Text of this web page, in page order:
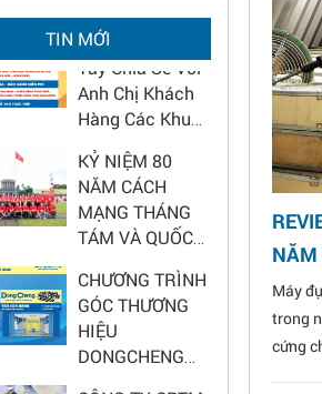
Máy
trong
cứng
TIN MỚI
2026 - Nâng tầm
diện mạo cửa
hàng
Hoa Nam Chung
Tay Chia Sẻ Với
Anh Chị Khách
Hàng Các Khu
Vực Bão Lũ
KỶ NIỆM 80
NĂM CÁCH
MẠNG THÁNG
TÁM VÀ QUỐC
KHÁNH 2/9
CHƯƠNG TRÌNH
GÓC THƯƠNG
HIỆU
DONGCHENG
2025 – CƠ HỘI
CÔNG TY CPTM